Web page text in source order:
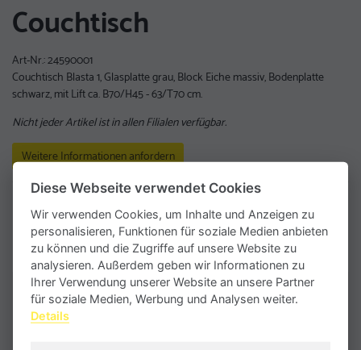
Couchtisch
Art-Nr.:24590001
Couchtisch Blasta 1, Glasplatte grau, Block Eiche massiv, Bodenplatte
schwarz, mit Lift ca. B70/H45 - 63/T70 cm.
Nicht jeder Artikel ist in allen Filialen verfügbar.
Weitere Informationen anfordern
Zurück zur Übersicht
Diese Webseite verwendet Cookies
Wir verwenden Cookies, um Inhalte und Anzeigen zu
personalisieren, Funktionen für soziale Medien anbieten
zu können und die Zugriffe auf unsere Website zu
analysieren. Außerdem geben wir Informationen zu
Ihrer Verwendung unserer Website an unsere Partner
für soziale Medien, Werbung und Analysen weiter.
Details